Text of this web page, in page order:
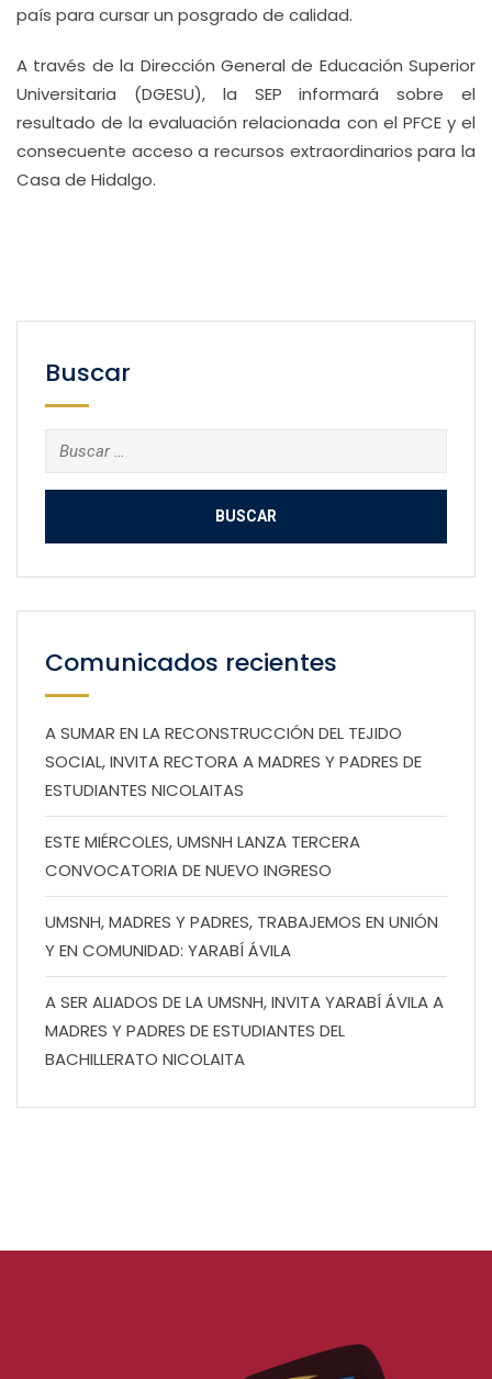
país para cursar un posgrado de calidad.
A través de la Dirección General de Educación Superior
Universitaria (DGESU), la SEP informará sobre el
resultado de la evaluación relacionada con el PFCE y el
consecuente acceso a recursos extraordinarios para la
Casa de Hidalgo.
Buscar
Buscar:
Comunicados recientes
A SUMAR EN LA RECONSTRUCCIÓN DEL TEJIDO
SOCIAL, INVITA RECTORA A MADRES Y PADRES DE
ESTUDIANTES NICOLAITAS
ESTE MIÉRCOLES, UMSNH LANZA TERCERA
CONVOCATORIA DE NUEVO INGRESO
UMSNH, MADRES Y PADRES, TRABAJEMOS EN UNIÓN
Y EN COMUNIDAD: YARABÍ ÁVILA
A SER ALIADOS DE LA UMSNH, INVITA YARABÍ ÁVILA A
MADRES Y PADRES DE ESTUDIANTES DEL
BACHILLERATO NICOLAITA